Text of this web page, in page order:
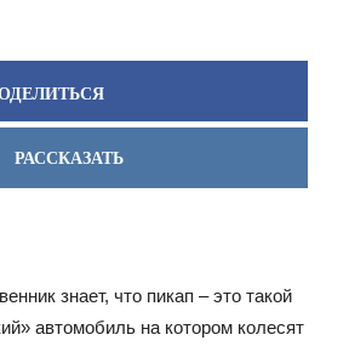
РАССКАЗАТЬ
знает, что пикап – это такой
автомобиль на котором колесят